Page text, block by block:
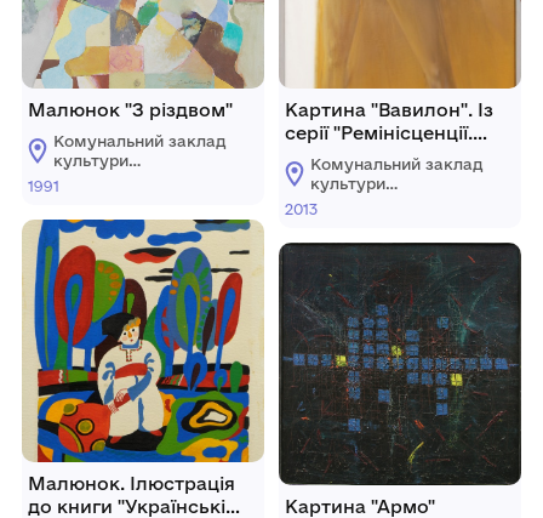
Малюнок "З різдвом"
Комунальний заклад
культури
"Хмельницький
музей"
1991
Малюнок. Ілюстрація
до книги "Українські
Картина "Вавилон". Із
серії "Ремінісценції.
Блудний син"
Комунальний заклад
культури
"Хмельницький
музей"
2013
Картина "Армо"